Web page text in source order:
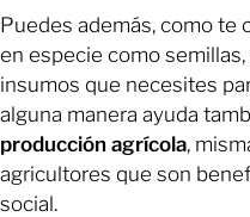
Puedes además, como te
en especie como
insumos que necesites
alguna manera ayuda
producción agrícola,
agricultores que son
social.